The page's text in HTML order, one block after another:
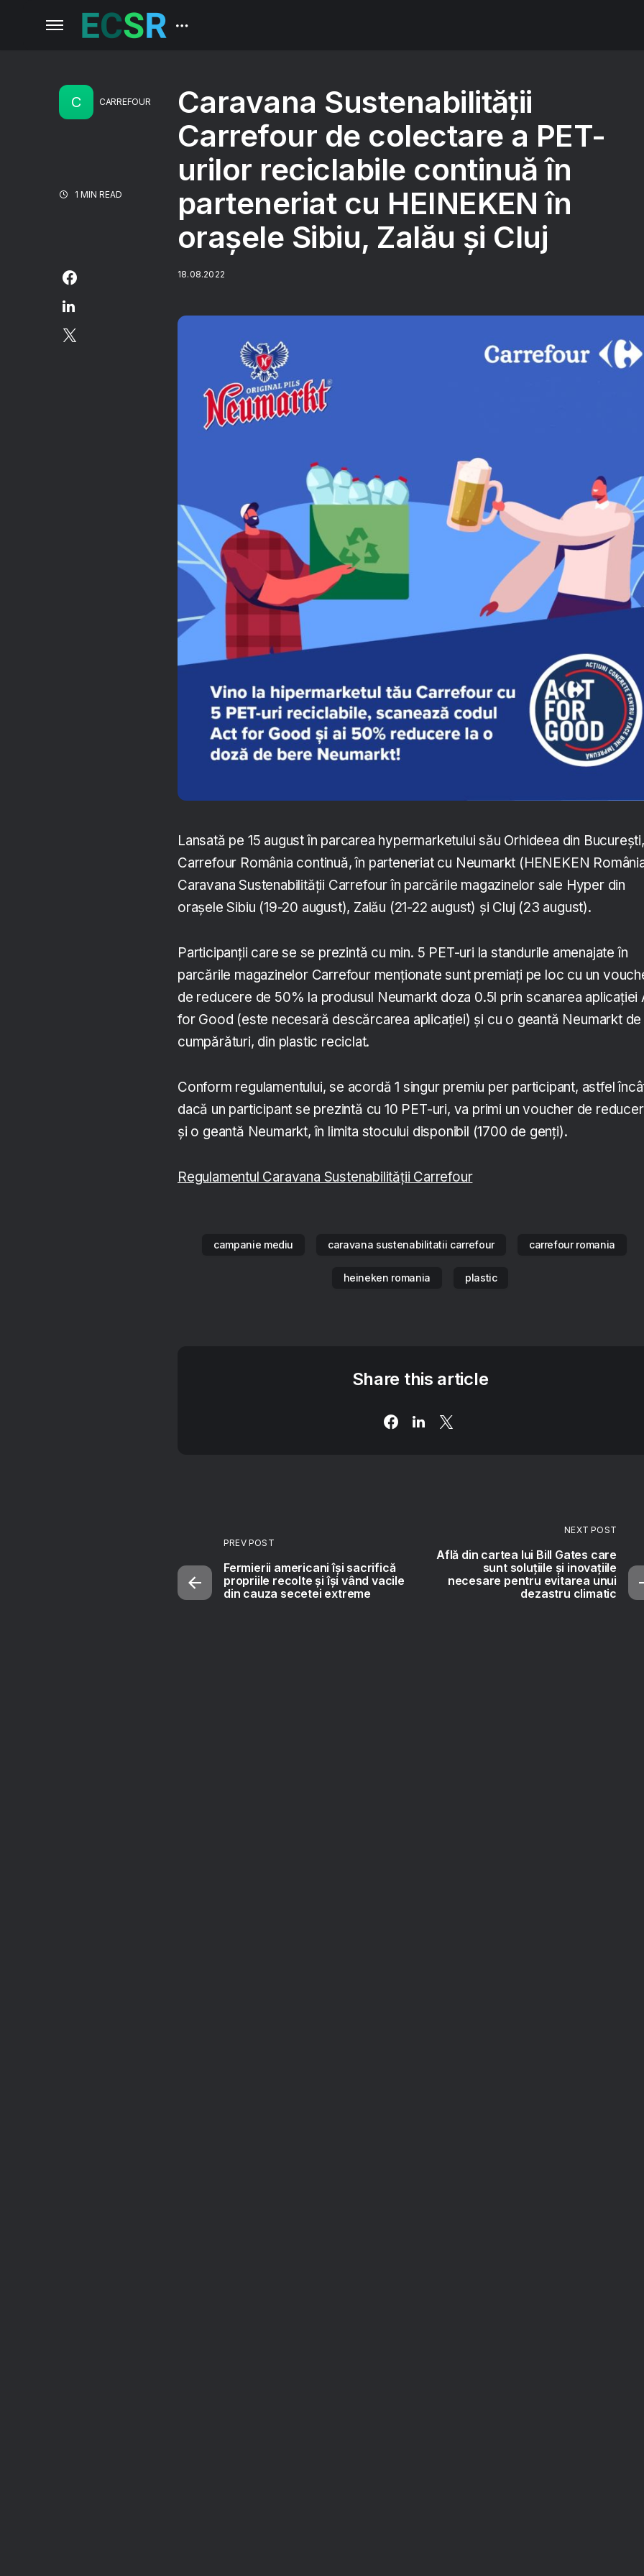
C CARREFOUR
1 MIN READ
Caravana Sustenabilității
Carrefour de colectare a PET-
urilor reciclabile continuă în
parteneriat cu HEINEKEN în
orașele Sibiu, Zalău și Cluj
18.08.2022
Lansată pe 15 august în parcarea hypermarketului său Orhideea din București,
Carrefour România continuă, în parteneriat cu Neumarkt (HENEKEN
Caravana Sustenabilității Carrefour în parcările magazinelor sale Hyper din
orașele Sibiu (19-20 august), Zalău (21-22 august) și Cluj (23 august).
Participanții care se se prezintă cu min. 5 PET-uri la standurile amenajate în
parcările magazinelor Carrefour menționate sunt premiați pe loc cu un
de reducere de 50% la produsul Neumarkt doza 0.5l prin scanarea aplicației
for Good (este necesară descărcarea aplicației) și cu o geantă Neumarkt de
cumpărături, din plastic reciclat.
Conform regulamentului, se acordă 1 singur premiu per participant, astfel
dacă un participant se prezintă cu 10 PET-uri, va primi un voucher de
și o geantă Neumarkt, în limita stocului disponibil (1700 de genți).
Regulamentul Caravana Sustenabilității Carrefour
campanie mediu caravana sustenabilitatii carrefour carrefour romania
heineken romania plastic
Share this article
PREV POST
Fermierii americani își sacrifică
propriile recolte și își vând vacile
din cauza secetei extreme
NEXT POST
Află din cartea lui Bill Gates care
sunt soluțiile și inovațiile
necesare pentru evitarea unui
dezastru climatic